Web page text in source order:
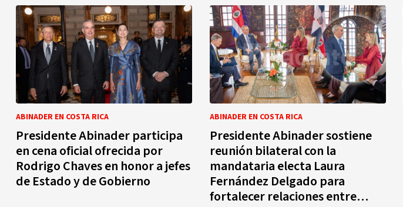
ABINADER EN COSTA RICA
Presidente Abinader participa
en cena oficial ofrecida por
Rodrigo Chaves en honor a jefes
de Estado y de Gobierno
ABINADER EN COSTA RICA
Presidente Abinader sostiene
reunión bilateral con la
mandataria electa Laura
Fernández Delgado para
fortalecer relaciones entre